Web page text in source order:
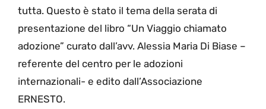
tutta. Questo è stato il tema della serata di
presentazione del libro “Un Viaggio chiamato
adozione” curato dall’avv. Alessia Maria Di Biase –
referente del centro per le adozioni
internazionali- e edito dall’Associazione
ERNESTO.